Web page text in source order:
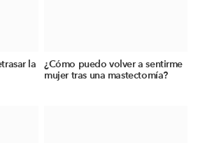
la
¿Cómo puedo volver a sentirme
mujer tras una mastectomía?